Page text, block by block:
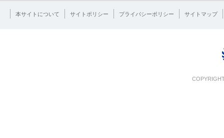
本サイトについて サイトポリシー プライバシーポリシー サイトマップ